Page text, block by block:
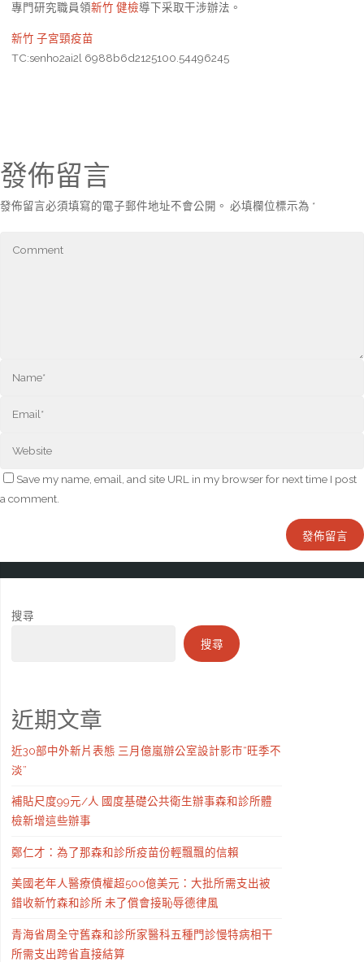
專門研究職員領新竹 健檢導下采取干涉辦法。
新竹 子宮頸疫苗
TC:senho2ai2l 6988b6d2125100.54496245
發佈留言
發佈留言必須填寫的電子郵件地址不會公開。 必填欄位標示為 *
Save my name, email, and site URL in my browser for next time I post
a comment.
搜尋
搜尋
近期文章
近30部中外新片表態 三月億嵐辦公室設計影市“旺季不
淡”
補貼尺度99元/人 國度基礎公共衛生辦事森和診所體
檢新增這些辦事
鄭仁才：為了那森和診所疫苗份輕飄飄的信賴
美國老年人醫療債權超500億美元：大批所需支出被
錯收新竹森和診所 未了償會接恥辱德律風
青海省周全守舊森和診所家醫科五種門診慢特病相干
所需支出跨省直接結算